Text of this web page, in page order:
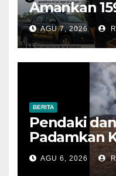
Amankan
Ilegal dari
Operasi
AGU 7, 2026
BERITA
Pendaki
Padamkan
Alun-alun
Sebelum
AGU 6, 2026